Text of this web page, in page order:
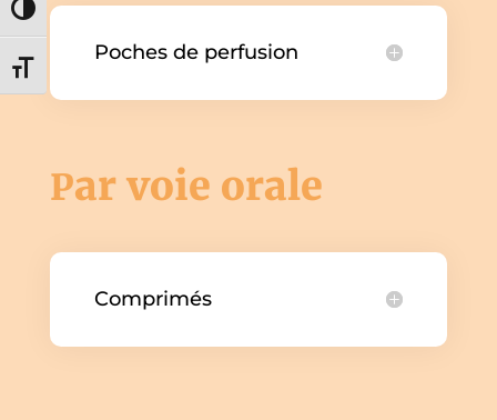
Passer en contraste élevé
Changer la taille de la police
Poches de perfusion
Par voie orale
Comprimés